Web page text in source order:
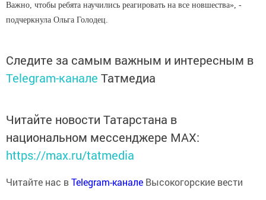
Важно, чтобы ребята научились реагировать на все новшества», -
подчеркнула Ольга Голодец.
Следите за самым важным и интересным в
Telegram-канале Татмедиа
Читайте новости Татарстана в
национальном мессенджере MАХ:
https://max.ru/tatmedia
Читайте нас вTelegram-канале Высокогорские вести